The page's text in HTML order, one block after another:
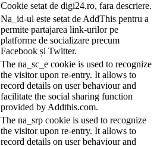
Cookie setat de digi24.ro, fara descriere.
Na_id-ul este setat de AddThis pentru a
permite partajarea link-urilor pe
platforme de socializare precum
Facebook și Twitter.
The na_sc_e cookie is used to recognize
the visitor upon re-entry. It allows to
record details on user behaviour and
facilitate the social sharing function
provided by Addthis.com.
The na_srp cookie is used to recognize
the visitor upon re-entry. It allows to
record details on user behaviour and